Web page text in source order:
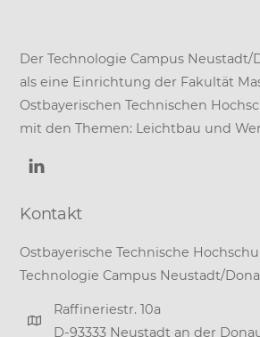
Der Technologie Campus Neustadt/
als eine Einrichtung der Fakultät
Ostbayerischen Technischen
mit den Themen: Leichtbau und
Kontakt
Ostbayerische Technische
Technologie Campus Neustadt/
Raffineriestr. 10a
D-93333 Neustadt an der